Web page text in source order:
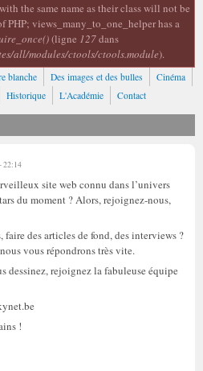
the same name as their class will not be
PHP; views_many_to_one_helper has a
(ligne 127dans
all/modules/ctools/ctools.module).
blanche Des images et des bulles
Cinéma
Historique L'Académie Contact
22:14
site web connu dans l’univers
du moment ? Alors, rejoignez-nous,
des articles de fond, des interviews ?
vous répondrons très vite.
dessinez, rejoignez la fabuleuse équipe
!